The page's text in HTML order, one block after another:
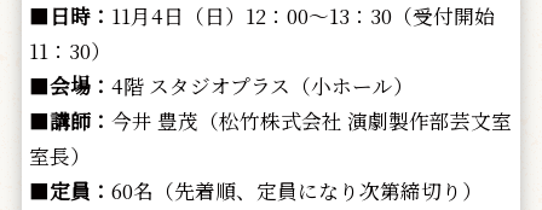
■ 日時： 11月4日（日）12：00～13：30（受付開始
11：30）
■会場： 4階 スタジオプラス（小ホール）
■講師： 今井 豊茂（松竹株式会社 演劇製作部芸文室
室長）
■定員： 60名（先着順、定員になり次第締切り）